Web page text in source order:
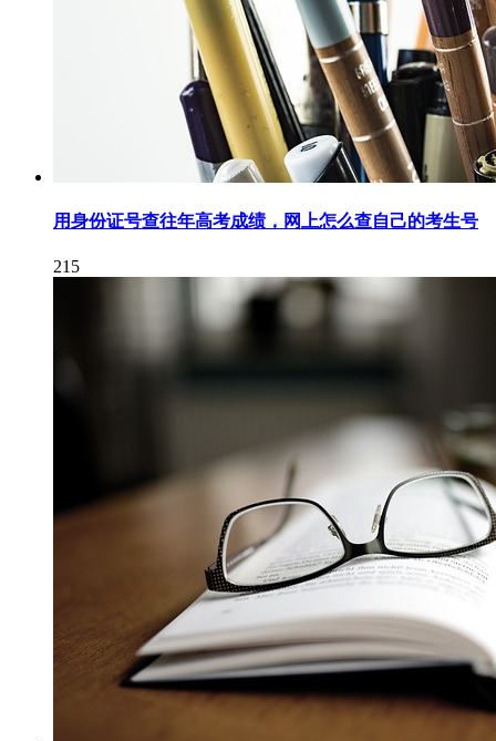
用身份证号查往年高考成绩，网上怎么查自己的考生号
215